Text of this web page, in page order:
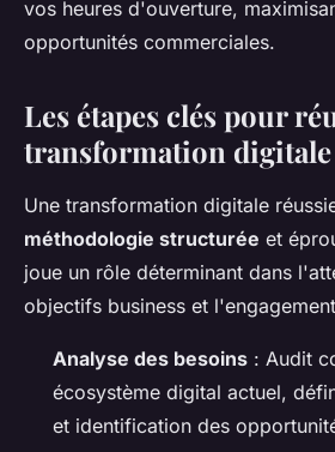
vos heures d'ouverture,
opportunités commerciales.
Les étapes clés pour
transformation digitale
Une transformation digitale
méthodologie structurée et
joue un rôle déterminant dans
objectifs business et
Analyse des besoins : Audit
écosystème digital actuel,
et identification des